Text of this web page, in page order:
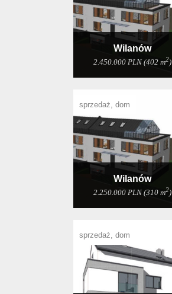
Wilanów
2.450.000 PLN (402 m2)
sprzedaż, dom
Wilanów
2.250.000 PLN (310 m2)
sprzedaż, dom